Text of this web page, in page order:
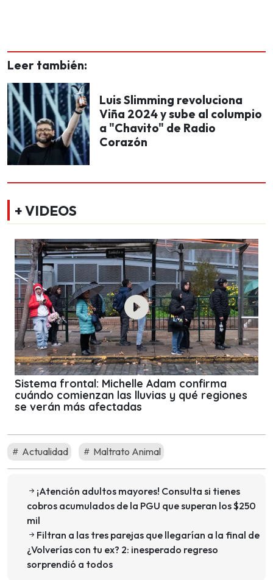
Leer también:
Luis Slimming revoluciona
Viña 2024 y sube al columpio
a "Chavito" de Radio
Corazón
+ VIDEOS
Sistema frontal: Michelle Adam confirma
cuándo comienzan las lluvias y qué regiones
se verán más afectadas
Actualidad Maltrato Animal
¡Atención adultos mayores! Consulta si tienes
cobros acumulados de la PGU que superan los $250
mil
Filtran a las tres parejas que llegarían a la final de
¿Volverías con tu ex? 2: inesperado regreso
sorprendió a todos